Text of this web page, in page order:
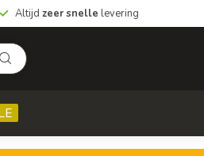
Altijd zeer snelle levering